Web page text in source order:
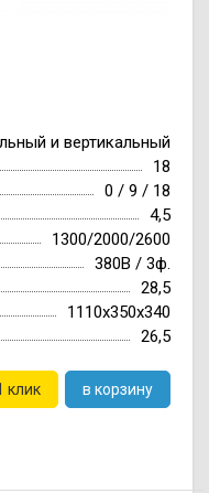
и вертикальный
18
0 / 9 / 18
4,5
1300/2000/2600
380В / 3ф.
28,5
1110х350х340
26,5
клик в корзину